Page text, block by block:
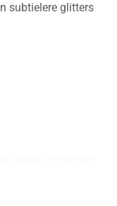
subtielere glitters